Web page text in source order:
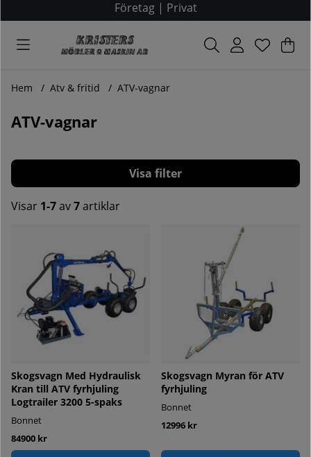
Företag| Privat
.
Hem Atv & fritid ATV-vagnar
ATV-vagnar
Filtrera
Visar 1-7av7artiklar
Skogsvagn Med Hydraulisk
Kran till ATV fyrhjuling
Logtrailer 3200 5-spaks
Bonnet
84900 kr
Skogsvagn Myran för ATV
fyrhjuling
Bonnet
12996 kr